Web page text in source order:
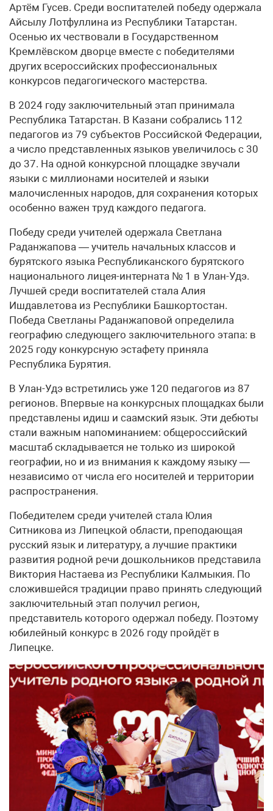
Артём Гусев. Среди воспитателей победу одержала
Айсылу Лотфуллина из Республики Татарстан.
Осенью их чествовали в Государственном
Кремлёвском дворце вместе с победителями
других всероссийских профессиональных
конкурсов педагогического мастерства.
В 2024 году заключительный этап принимала
Республика Татарстан. В Казани собрались 112
педагогов из 79 субъектов Российской Федерации,
а число представленных языков увеличилось с 30
до 37. На одной конкурсной площадке звучали
языки с миллионами носителей и языки
малочисленных народов, для сохранения которых
особенно важен труд каждого педагога.
Победу среди учителей одержала Светлана
Раданжапова — учитель начальных классов и
бурятского языка Республиканского бурятского
национального лицея-интерната № 1 в Улан-Удэ.
Лучшей среди воспитателей стала Алия
Ишдавлетова из Республики Башкортостан.
Победа Светланы Раданжаповой определила
географию следующего заключительного этапа: в
2025 году конкурсную эстафету приняла
Республика Бурятия.
В Улан-Удэ встретились уже 120 педагогов из 87
регионов. Впервые на конкурсных площадках были
представлены идиш и саамский язык. Эти дебюты
стали важным напоминанием: общероссийский
масштаб складывается не только из широкой
географии, но и из внимания к каждому языку —
независимо от числа его носителей и территории
распространения.
Победителем среди учителей стала Юлия
Ситникова из Липецкой области, преподающая
русский язык и литературу, а лучшие практики
развития родной речи дошкольников представила
Виктория Настаева из Республики Калмыкия. По
сложившейся традиции право принять следующий
заключительный этап получил регион,
представитель которого одержал победу. Поэтому
юбилейный конкурс в 2026 году пройдёт в
Липецке.